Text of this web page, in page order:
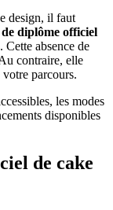
design, il faut
diplôme officiel
Cette absence de
contraire, elle
parcours.
les modes
disponibles
de cake